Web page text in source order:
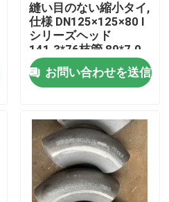
縫い目のない縮小タイ,
仕様 DN125×125×80 I
シリーズヘッド
141.3*76枝管 89*7.0
インコネル600
お問い合わせを送信